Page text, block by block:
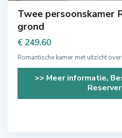
Twee persoonskamer
grond
€ 249.60
Romantische kamer met uitzicht
>> Meer informatie,